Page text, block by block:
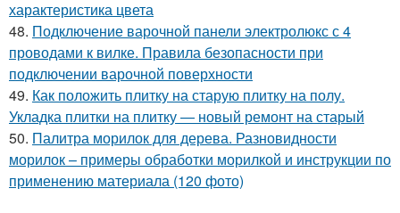
характеристика цвета
48. Подключение варочной панели электролюкс с 4
проводами к вилке. Правила безопасности при
подключении варочной поверхности
49. Как положить плитку на старую плитку на полу.
Укладка плитки на плитку — новый ремонт на старый
50. Палитра морилок для дерева. Разновидности
морилок – примеры обработки морилкой и инструкции по
применению материала (120 фото)